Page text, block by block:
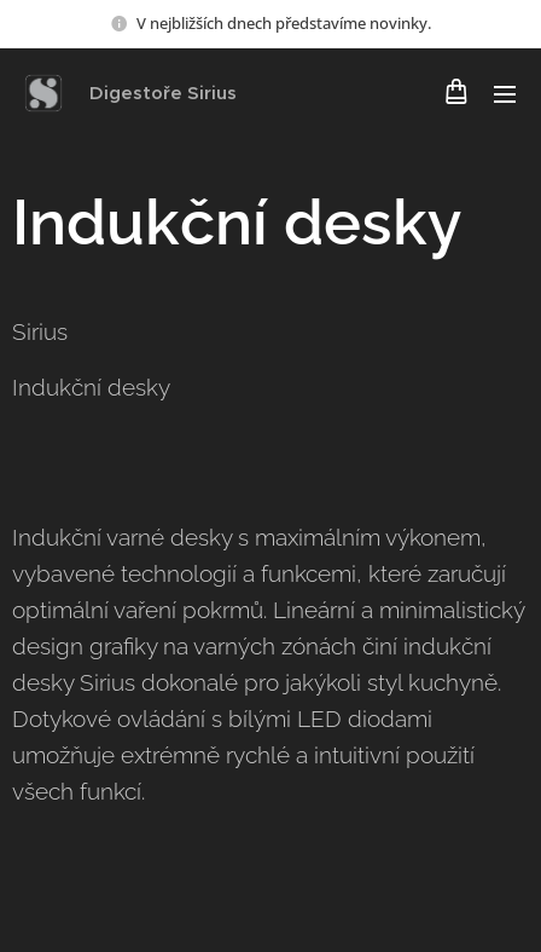
V nejbližších dnech představíme novinky.
Digestoře Sirius
Indukční desky
Sirius
Indukční desky
Indukční varné desky s maximálním výkonem,
vybavené technologií a funkcemi, které zaručují
optimální vaření pokrmů. Lineární a minimalistický
design grafiky na varných zónách činí indukční
desky Sirius dokonalé pro jakýkoli styl kuchyně.
Dotykové ovládání s bílými LED diodami
umožňuje extrémně rychlé a intuitivní použití
všech funkcí.